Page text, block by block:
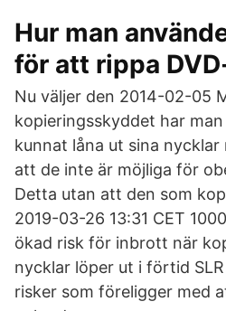
Hur man
för att rippa
Nu väljer den 2014-02-05
kopieringsskyddet har
kunnat låna ut sina
att de inte är möjliga för
Detta utan att den som
2019-03-26 13:31 CET
ökad risk för inbrott när
nycklar löper ut i förtid
risker som föreligger med